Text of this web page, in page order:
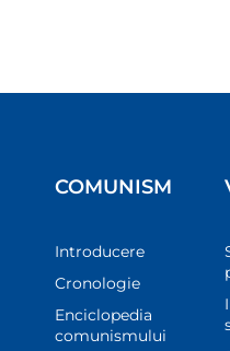
COMUNISM
Introducere
Cronologie
Enciclopedia
comunismului